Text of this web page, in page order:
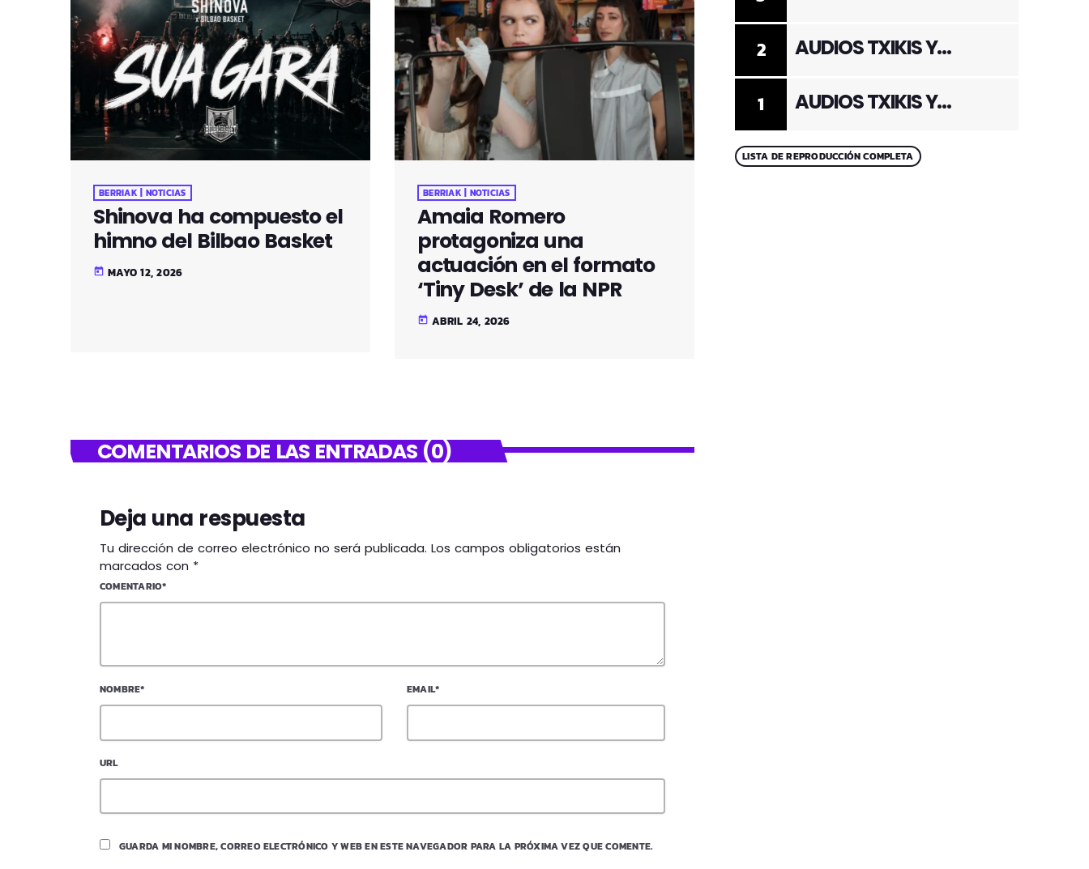
BERRIAK | NOTICIAS
Shinova ha compuesto el
himno del Bilbao Basket
today MAYO 12, 2026
BERRIAK | NOTICIAS
Amaia Romero
protagoniza una
actuación en el formato
‘Tiny Desk’ de la NPR
today ABRIL 24, 2026
COMENTARIOS DE LAS ENTRADAS (0)
Deja una respuesta
Tu dirección de correo electrónico no será publicada. Los campos obligatorios están
marcados con *
COMENTARIO*
NOMBRE* EMAIL*
URL
GUARDA MI NOMBRE, CORREO ELECTRÓNICO Y WEB EN ESTE NAVEGADOR PARA LA PRÓXIMA VEZ QUE COMENTE.
1 AUDIOS TXIKIS Y
2 AUDIOS TXIKIS Y
LISTA DE REPRODUCCIÓN COMPLETA